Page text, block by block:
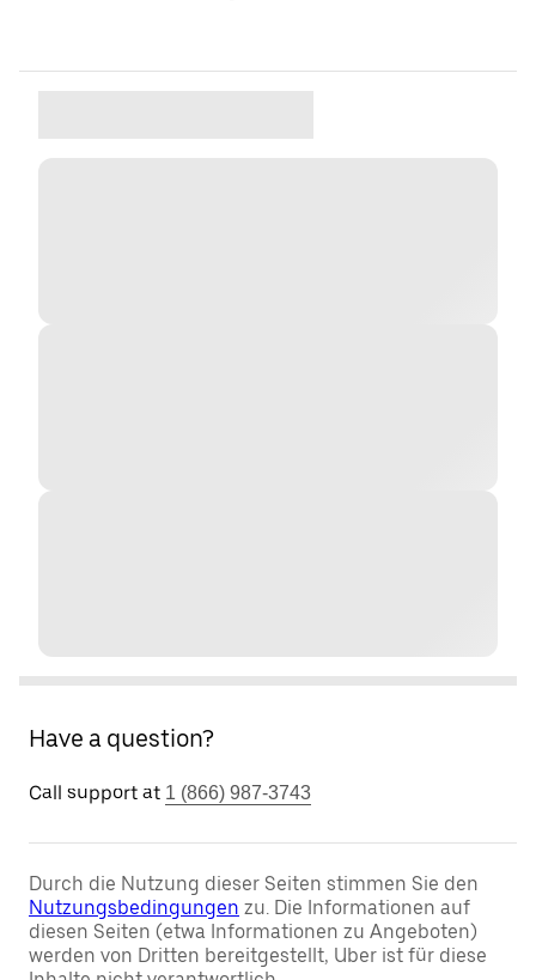
Have a question?
Call support at 1 (866) 987-3743
Durch die Nutzung dieser Seiten stimmen Sie den
Nutzungsbedingungen zu. Die Informationen auf
diesen Seiten (etwa Informationen zu Angeboten)
werden von Dritten bereitgestellt, Uber ist für diese